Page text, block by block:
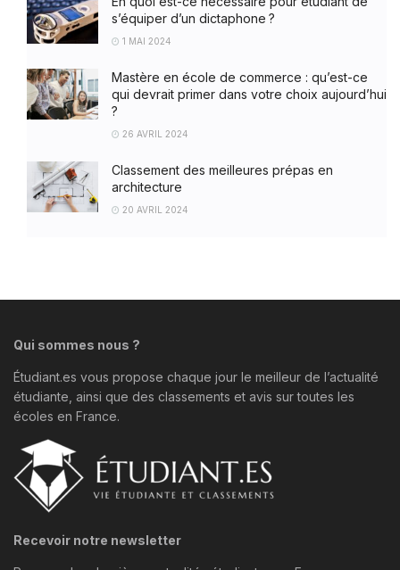
s’équiper d’un dictaphone ?
1 MAI 2024
Mastère en école de commerce : qu’est-ce
qui devrait primer dans votre choix aujourd’hui
?
26 AVRIL 2024
Classement des meilleures prépas en
architecture
20 AVRIL 2024
Qui sommes nous ?
Étudiant.es vous propose chaque jour le meilleur de l’actualité
étudiante, ainsi que des classements et avis sur toutes les
écoles en France.
Recevoir notre newsletter